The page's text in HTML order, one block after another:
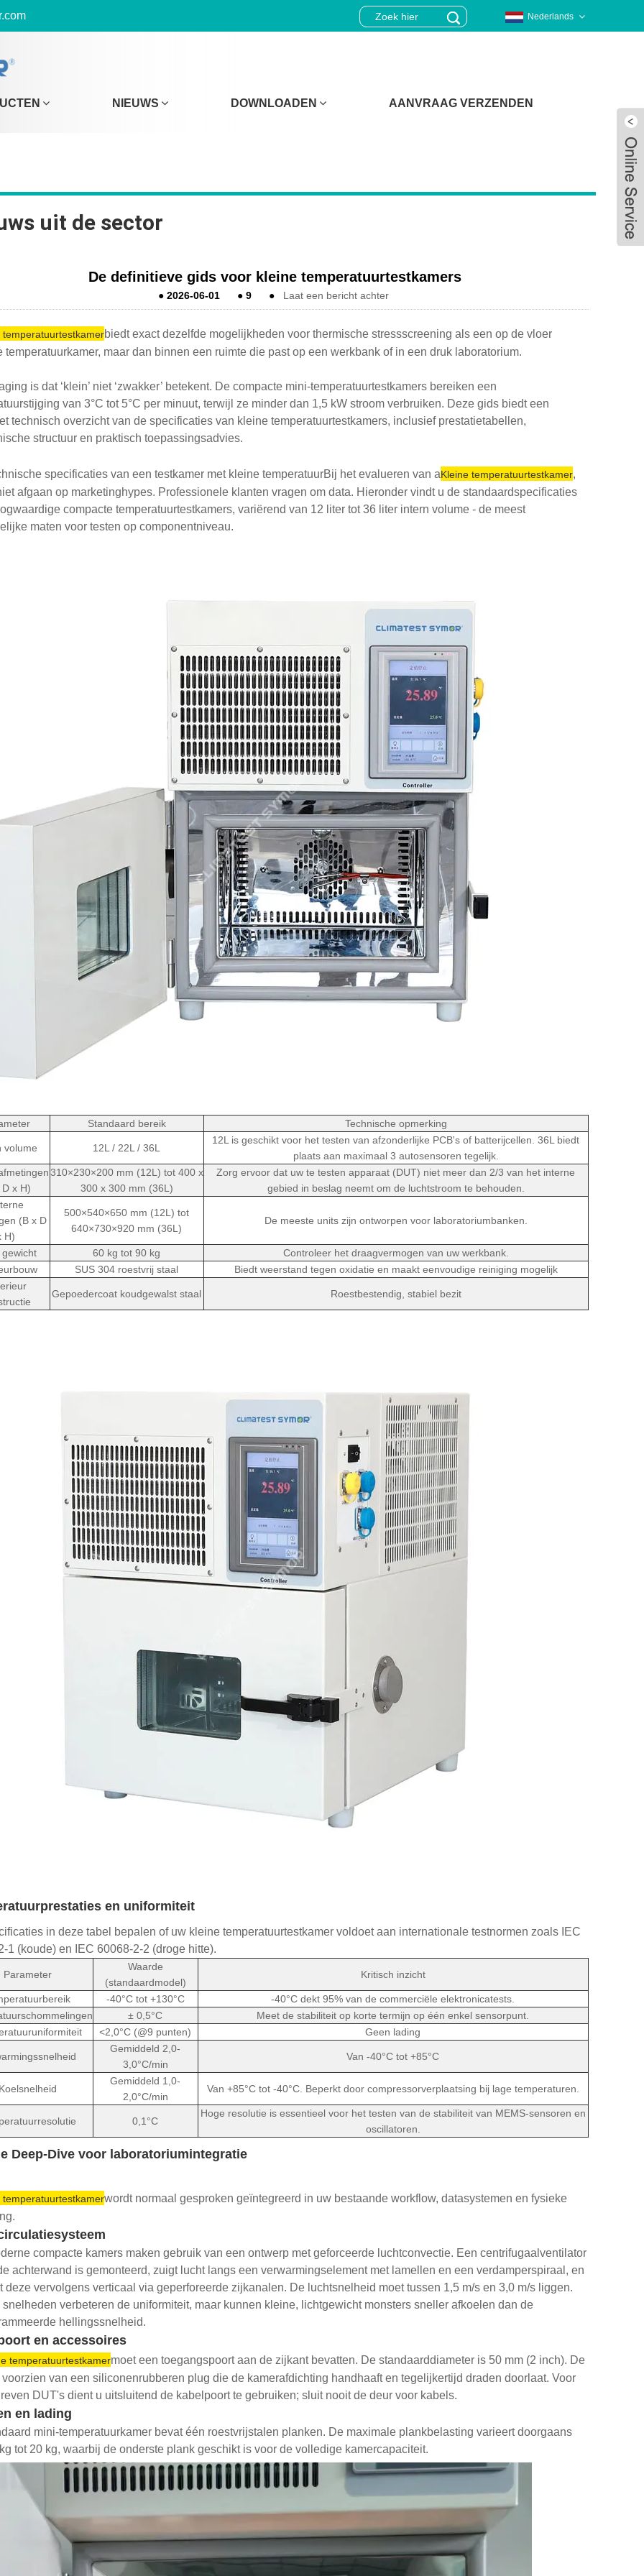
Nederlands
NIEUWS DOWNLOADEN AANVRAAG VERZENDEN
uit de sector
De definitieve gids voor kleine temperatuurtestkamers
● 2026-06-01 ● 9 ● Laat een bericht achter
temperatuurtestkamerbiedt exact dezelfde mogelijkheden voor thermische stressscreening als een op de vloer
temperatuurkamer, maar dan binnen een ruimte die past op een werkbank of in een druk laboratorium.
is dat ‘klein’ niet ‘zwakker’ betekent. De compacte mini-temperatuurtestkamers bereiken een
van 3°C tot 5°C per minuut, terwijl ze minder dan 1,5 kW stroom verbruiken. Deze gids biedt een
technisch overzicht van de specificaties van kleine temperatuurtestkamers, inclusief prestatietabellen,
structuur en praktisch toepassingsadvies.
specificaties van een testkamer met kleine temperatuurBij het evalueren van aKleine temperatuurtestkamer,
afgaan op marketinghypes. Professionele klanten vragen om data. Hieronder vindt u de standaardspecificaties
compacte temperatuurtestkamers, variërend van 12 liter tot 36 liter intern volume - de meest
maten voor testen op componentniveau.
Standaard bereik Technische opmerking
volume 12L / 22L / 36L
12L is geschikt voor het testen van afzonderlijke PCB's of batterijcellen. 36L biedt
plaats aan maximaal 3 autosensoren tegelijk.
x H)
310×230×200 mm (12L) tot 400 x
300 x 300 mm (36L)
Zorg ervoor dat uw te testen apparaat (DUT) niet meer dan 2/3 van het interne
gebied in beslag neemt om de luchtstroom te behouden.
(B x D
H)
500×540×650 mm (12L) tot
640×730×920 mm (36L)
De meeste units zijn ontworpen voor laboratoriumbanken.
60 kg tot 90 kg
Controleer het draagvermogen van uw werkbank.
SUS 304 roestvrij staal
Biedt weerstand tegen oxidatie en maakt eenvoudige reiniging mogelijk
Gepoedercoat koudgewalst staal Roestbestendig, stabiel bezit
en uniformiteit
in deze tabel bepalen of uw kleine temperatuurtestkamer voldoet aan internationale testnormen zoals IEC
1 (koude) en IEC 60068-2-2 (droge hitte).
Parameter
Waarde
(standaardmodel)
Kritisch inzicht
-40°C tot +130°C
-40°C dekt 95% van de commerciële elektronicatests.
± 0,5°C
Meet de stabiliteit op korte termijn op één enkel sensorpunt.
<2,0°C (@9 punten) Geen lading
Gemiddeld 2,0-
3,0°C/min
Van -40°C tot +85°C
Gemiddeld 1,0-
2,0°C/min
Van +85°C tot -40°C. Beperkt door compressorverplaatsing bij lage temperaturen.
0,1°C
Hoge resolutie is essentieel voor het testen van de stabiliteit van MEMS-sensoren en
oscillatoren.
Deep-Dive voor laboratoriumintegratie
temperatuurtestkamerwordt normaal gesproken geïntegreerd in uw bestaande workflow, datasystemen en fysieke
compacte kamers maken gebruik van een ontwerp met geforceerde luchtconvectie. Een centrifugaalventilator
achterwand is gemonteerd, zuigt lucht langs een verwarmingselement met lamellen en een verdamperspiraal, en
deze vervolgens verticaal via geperforeerde zijkanalen. De luchtsnelheid moet tussen 1,5 m/s en 3,0 m/s liggen.
verbeteren de uniformiteit, maar kunnen kleine, lichtgewicht monsters sneller afkoelen dan de
hellingssnelheid.
en accessoires
temperatuurtestkamermoet een toegangspoort aan de zijkant bevatten. De standaarddiameter is 50 mm (2 inch). De
van een siliconenrubberen plug die de kamerafdichting handhaaft en tegelijkertijd draden doorlaat. Voor
DUT's dient u uitsluitend de kabelpoort te gebruiken; sluit nooit de deur voor kabels.
en lading
mini-temperatuurkamer bevat één roestvrijstalen planken. De maximale plankbelasting varieert doorgaans
tot 20 kg, waarbij de onderste plank geschikt is voor de volledige kamercapaciteit.